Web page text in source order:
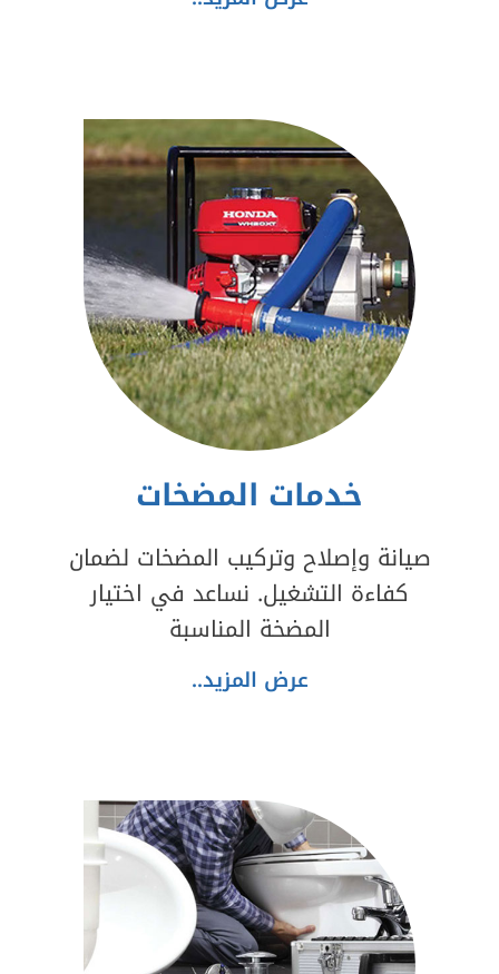
خدمات المضخات
صيانة وإصلاح وتركيب المضخات لضمان
كفاءة التشغيل. نساعد في اختيار
المضخة المناسبة
عرض المزيد..